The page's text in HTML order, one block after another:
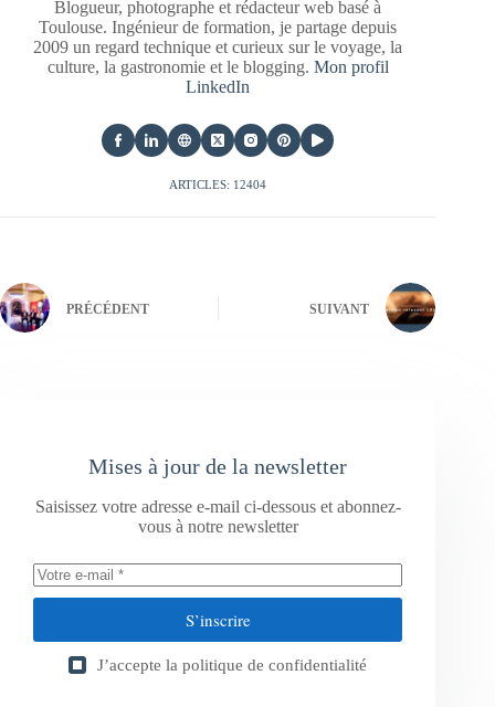
Blogueur, photographe et rédacteur web basé à
Toulouse. Ingénieur de formation, je partage depuis
2009 un regard technique et curieux sur le voyage, la
culture, la gastronomie et le blogging. Mon profil
LinkedIn
ARTICLES: 12404
PRÉCÉDENT SUIVANT
Mises à jour de la newsletter
Saisissez votre adresse e-mail ci-dessous et abonnez-
vous à notre newsletter
S’inscrire
J’accepte la politique de confidentialité